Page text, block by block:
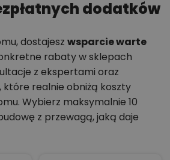
dodatków
dostajesz wsparcie warte
rabaty w sklepach
z ekspertami oraz
realnie obniżą koszty
Wybierz maksymalnie 10
z przewagą, jaką daje